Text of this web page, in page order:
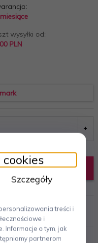
wysyłki od:
PLN
Szczegóły
treści i
i
Informacje o tym, jak
partnerom